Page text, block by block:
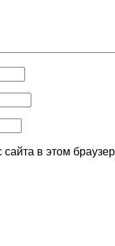
в этом